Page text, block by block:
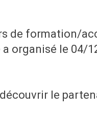
de formation/
organisé le 04/
le